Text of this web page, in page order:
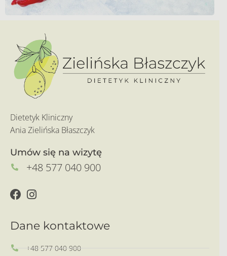
Dietetyk Kliniczny
Ania Zielińska Błaszczyk
Umów się na wizytę
+48 577 040 900
Dane kontaktowe
+48 577 040 900